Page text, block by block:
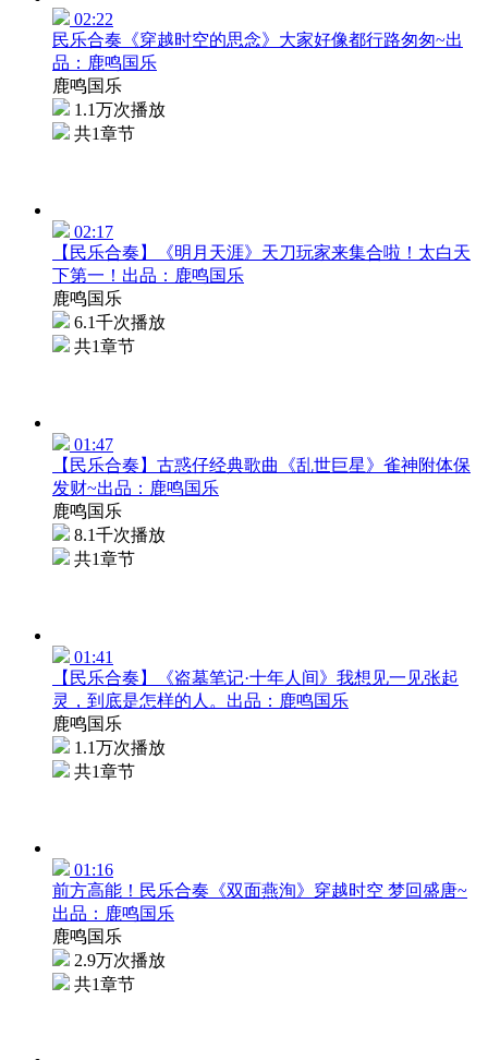
02:22
民乐合奏《穿越时空的思念》大家好像都行路匆匆~出
品：鹿鸣国乐
鹿鸣国乐
1.1万次播放
共1章节
02:17
【民乐合奏】《明月天涯》天刀玩家来集合啦！太白天
下第一！出品：鹿鸣国乐
鹿鸣国乐
6.1千次播放
共1章节
01:47
【民乐合奏】古惑仔经典歌曲《乱世巨星》雀神附体保
发财~出品：鹿鸣国乐
鹿鸣国乐
8.1千次播放
共1章节
01:41
【民乐合奏】《盗墓笔记·十年人间》我想见一见张起
灵，到底是怎样的人。出品：鹿鸣国乐
鹿鸣国乐
1.1万次播放
共1章节
01:16
前方高能！民乐合奏《双面燕洵》穿越时空 梦回盛唐~
出品：鹿鸣国乐
鹿鸣国乐
2.9万次播放
共1章节